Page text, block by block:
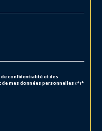
confidentialité et des
mes données personnelles (*)*